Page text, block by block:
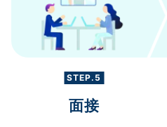
STEP.5
面接